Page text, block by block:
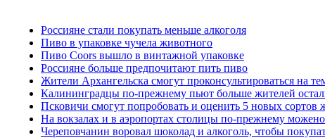
Россияне стали покупать меньше алкоголя
Пиво в упаковке чучела животного
Пиво Coors вышло в винтажной упаковке
Россияне больше предпочитают пить пиво
Жители Архангельска смогут проконсультироваться на
Калининградцы по-прежнему пьют больше жителей
Псковичи смогут попробовать и оценить 5 новых сортов
На вокзалах и в аэропортах столицы по-прежнему можено
Череповчанин воровал шоколад и алкоголь, чтобы